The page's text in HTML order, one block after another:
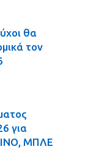
θα
τον
για
ΜΠΛΕ